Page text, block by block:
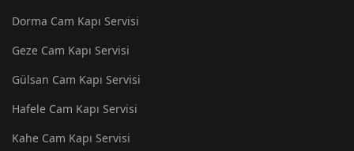
Dorma Cam Kapı Servisi
Geze Cam Kapı Servisi
Gülsan Cam Kapı Servisi
Hafele Cam Kapı Servisi
Kahe Cam Kapı Servisi